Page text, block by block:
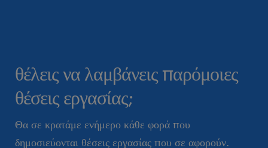
θέλεις να λαμβάνεις παρόμοιες
θέσεις εργασίας;
Θα σε κρατάμε ενήμερο κάθε φορά που
δημοσιεύονται θέσεις εργασίας που σε αφορούν.